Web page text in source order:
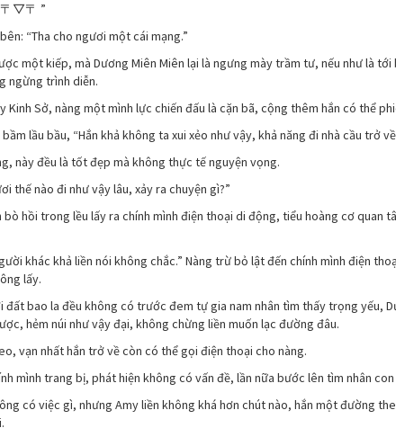
▽〒 ”
“Tha cho ngươi một cái mạng.”
một kiếp, mà Dương Miên Miên lại là ngưng mày trầm tư, nếu như là tới
ngừng trình diễn.
Sở, nàng một mình lực chiến đấu là cặn bã, cộng thêm hắn có thể
lầu bầu, “Hắn khả không ta xui xẻo như vậy, khả năng đi nhà cầu trở
này đều là tốt đẹp mà không thực tế nguyện vọng.
thế nào đi như vậy lâu, xảy ra chuyện gì?”
bò hồi trong lều lấy ra chính mình điện thoại di động, tiểu hoàng cơ quan
khác khả liền nói không chắc.” Nàng trừ bỏ lật đến chính mình điện
lấy.
đất bao la đều không có trước đem tự gia nam nhân tìm thấy trọng yếu,
hẻm núi như vậy đại, không chừng liền muốn lạc đường đâu.
vạn nhất hắn trở về còn có thể gọi điện thoại cho nàng.
mình trang bị, phát hiện không có vấn đề, lần nữa bước lên tìm nhân
có việc gì, nhưng Amy liền không khá hơn chút nào, hắn một đường